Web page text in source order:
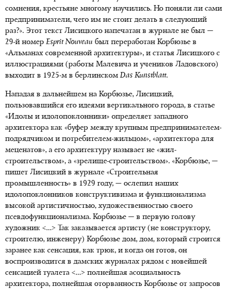
сомнения, крестьяне многому научились. Но поняли ли сами
предприниматели, чего им не стоит делать в следующий
раз?». Этот текст Лисицкого напечатан в журнале не был —
29-й номерEsprit Nouveau был переработан Корбюзье в
«Альманах современной архитектуры», и статья Лисицкого с
иллюстрациями (работы Малевича и учеников Ладовского)
выходит в 1925-м в берлинскомDas Kunstblatt.
Нападая в дальнейшем на Корбюзье, Лисицкий,
пользовавшийся его идеями вертикального города, в статье
«Идолы и идолопоклонники» определяет западного
архитектора как «буфер между крупным предпринимателем-
подрядчиком и потребителем-жильцом», «архитектора для
меценатов», а его архитектуру называет не «жил-
строительством», а «зрелище-строительством». «Корбюзье, —
пишет Лисицкий в журнале «Строительная
промышленность» в 1929 году, — ослепил наших
идолопоклонников конструктивизма и функционализма
высокой артистичностью, художественностью своего
псевдофункционализма. Корбюзье — в первую голову
художник <…> Так заказывается артисту (не конструктору,
строителю, инженеру) Корбюзье дом, дом, который строится
заранее как сенсация, как трюк, и когда он готов, он
воспроизводится в дамских журналах рядом с новейшей
сенсацией туалета <…> полнейшая асоциальность
архитектора, полнейшая оторванность Корбюзье от запросов